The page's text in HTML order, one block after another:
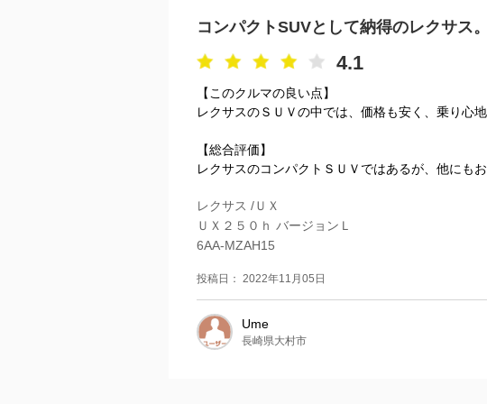
コンパクトSUVとして納得のレクサス。
4.1
【このクルマの良い点】
レクサスのＳＵＶの中では、価格も安く、乗り心
【総合評価】
レクサスのコンパクトＳＵＶではあるが、他にも
レクサス /ＵＸ
ＵＸ２５０ｈ バージョンＬ
6AA-MZAH15
投稿日： 2022年11月05日
Ume
長崎県大村市